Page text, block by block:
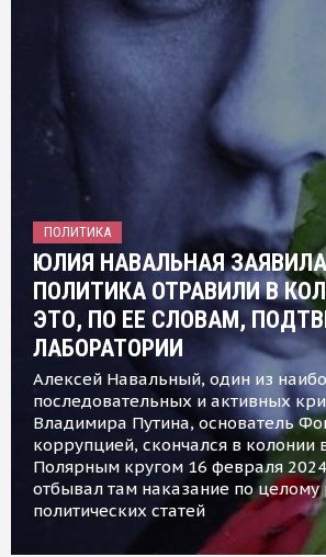
ПОЛИТИКА
ЮЛИЯ НАВАЛЬНАЯ
ПОЛИТИКА ОТРАВИЛИ В
ЭТО, ПО ЕЕ СЛОВАМ,
ЛАБОРАТОРИИ
Алексей Навальный, один из
последовательных и активных
Владимира Путина, основатель
коррупцией, скончался в колонии
Полярным кругом 16 февраля
отбывал там наказание по целому
политических статей